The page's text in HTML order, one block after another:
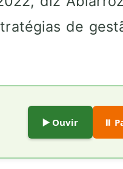
de
▶️ Ouvir ⏸️